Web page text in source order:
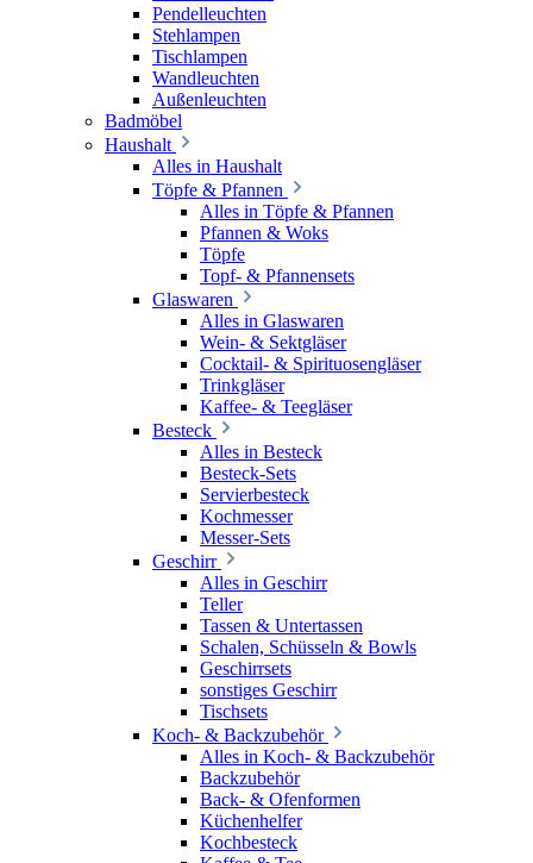
Pendelleuchten
Stehlampen
Tischlampen
Wandleuchten
Außenleuchten
Badmöbel
Haushalt
Alles in Haushalt
Töpfe & Pfannen
Alles in Töpfe & Pfannen
Pfannen & Woks
Töpfe
Topf- & Pfannensets
Glaswaren
Alles in Glaswaren
Wein- & Sektgläser
Cocktail- & Spirituosengläser
Trinkgläser
Kaffee- & Teegläser
Besteck
Alles in Besteck
Besteck-Sets
Servierbesteck
Kochmesser
Messer-Sets
Geschirr
Alles in Geschirr
Teller
Tassen & Untertassen
Schalen, Schüsseln & Bowls
Geschirrsets
sonstiges Geschirr
Tischsets
Koch- & Backzubehör
Alles in Koch- & Backzubehör
Backzubehör
Back- & Ofenformen
Küchenhelfer
Kochbesteck